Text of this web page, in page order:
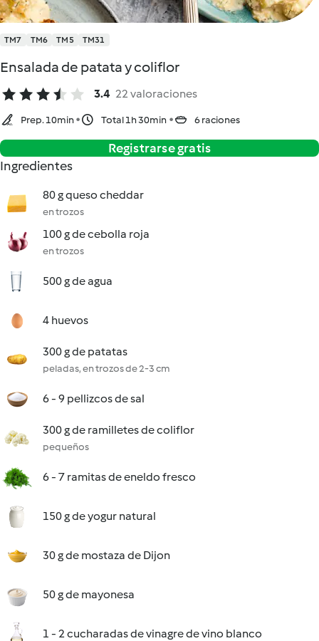
TM7 TM6 TM5 TM31
Ensalada de patata y coliflor
3.4 22 valoraciones
Prep. 10min Total 1h 30min 6 raciones
Registrarse gratis
Ingredientes
80 g queso cheddar
en trozos
100 g de cebolla roja
en trozos
500 g de agua
4 huevos
300 g de patatas
peladas, en trozos de 2-3 cm
6 - 9 pellizcos de sal
300 g de ramilletes de coliflor
pequeños
6 - 7 ramitas de eneldo fresco
150 g de yogur natural
30 g de mostaza de Dijon
50 g de mayonesa
1 - 2 cucharadas de vinagre de vino blanco